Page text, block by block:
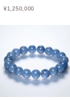
¥1,250,000